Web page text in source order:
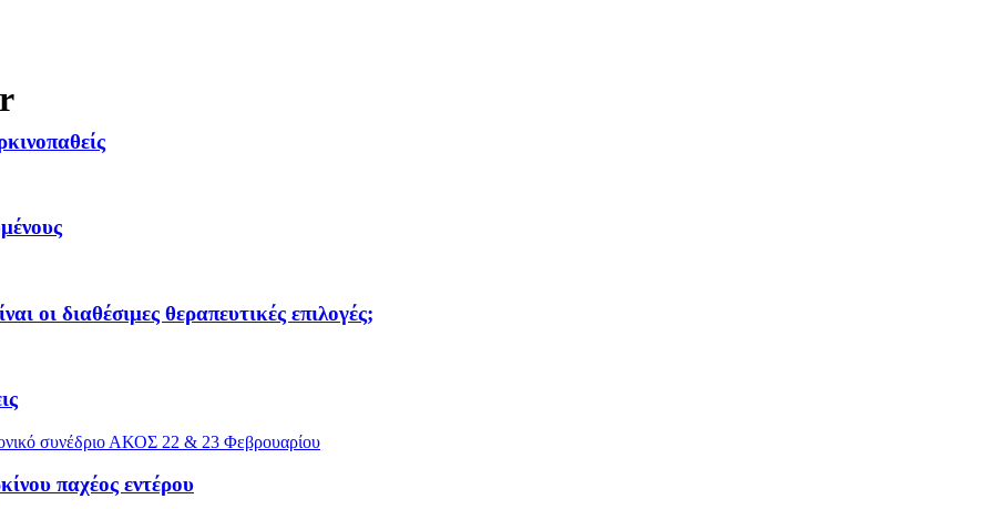
οι διαθέσιμες θεραπευτικές επιλογές;
συνέδριο ΑΚΟΣ 22 & 23 Φεβρουαρίου
παχέος εντέρου